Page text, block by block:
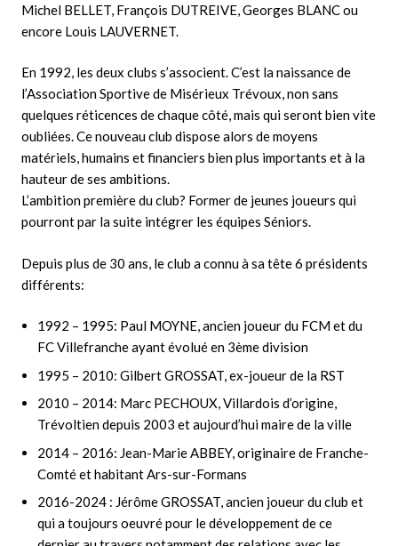
Michel BELLET, François DUTREIVE, Georges BLANC ou
encore Louis LAUVERNET.
En 1992, les deux clubs s’associent. C’est la naissance de
l’Association Sportive de Misérieux Trévoux, non sans
quelques réticences de chaque côté, mais qui seront bien vite
oubliées. Ce nouveau club dispose alors de moyens
matériels, humains et financiers bien plus importants et à la
hauteur de ses ambitions.
L’ambition première du club? Former de jeunes joueurs qui
pourront par la suite intégrer les équipes Séniors.
Depuis plus de 30 ans, le club a connu à sa tête 6 présidents
différents:
1992 – 1995: Paul MOYNE, ancien joueur du FCM et du
FC Villefranche ayant évolué en 3ème division
1995 – 2010: Gilbert GROSSAT, ex-joueur de la RST
2010 – 2014: Marc PECHOUX, Villardois d’origine,
Trévoltien depuis 2003 et aujourd’hui maire de la ville
2014 – 2016: Jean-Marie ABBEY, originaire de Franche-
Comté et habitant Ars-sur-Formans
2016-2024 : Jérôme GROSSAT, ancien joueur du club et
qui a toujours oeuvré pour le développement de ce